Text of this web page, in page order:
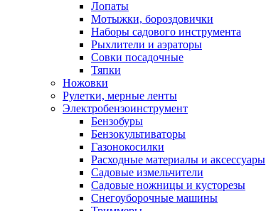
Лопаты
Мотыжки, бороздовички
Наборы садового инструмента
Рыхлители и аэраторы
Совки посадочные
Тяпки
Ножовки
Рулетки, мерные ленты
Электробензоинструмент
Бензобуры
Бензокультиваторы
Газонокосилки
Расходные материалы и аксессуары
Садовые измельчители
Садовые ножницы и кусторезы
Снегоуборочные машины